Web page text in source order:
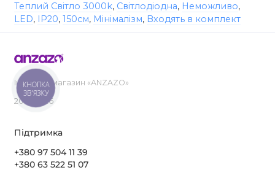
Теплий Світло 3000k, Світлодіодна, Неможливо,
LED, IP20, 150см, Мінімалізм, Входять в комплект
Інтернет-магазин «ANZAZO»
2019-2026
Підтримка
+380 97 504 11 39
+380 63 522 51 07
КНОПКА
ЗВ'ЯЗКУ